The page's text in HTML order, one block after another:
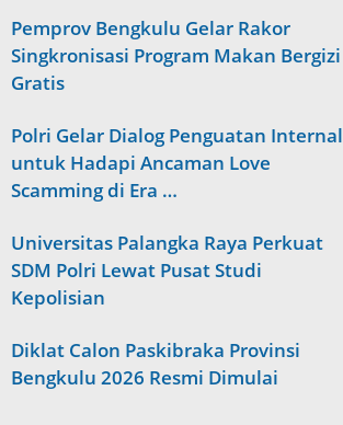
Pemprov Bengkulu Gelar Rakor
Singkronisasi Program Makan Bergizi
Gratis
Polri Gelar Dialog Penguatan Internal
untuk Hadapi Ancaman Love
Scamming di Era …
Universitas Palangka Raya Perkuat
SDM Polri Lewat Pusat Studi
Kepolisian
Diklat Calon Paskibraka Provinsi
Bengkulu 2026 Resmi Dimulai